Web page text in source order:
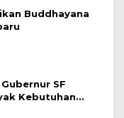
Buddhayana
SF
Kebutuhan